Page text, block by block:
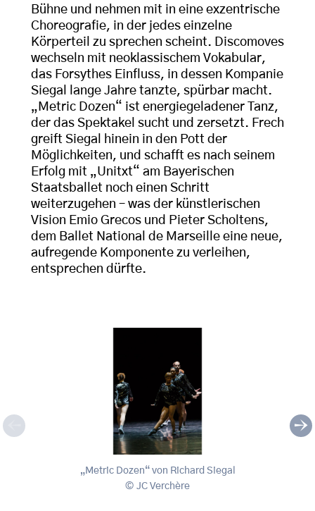
Bühne und nehmen mit in eine exzentrische
Choreografie, in der jedes einzelne
Körperteil zu sprechen scheint. Discomoves
wechseln mit neoklassischem Vokabular,
das Forsythes Einfluss, in dessen Kompanie
Siegal lange Jahre tanzte, spürbar macht.
„Metric Dozen“ ist energiegeladener Tanz,
der das Spektakel sucht und zersetzt. Frech
greift Siegal hinein in den Pott der
Möglichkeiten, und schafft es nach seinem
Erfolg mit „Unitxt“ am Bayerischen
Staatsballet noch einen Schritt
weiterzugehen – was der künstlerischen
Vision Emio Grecos und Pieter Scholtens,
dem Ballet National de Marseille eine neue,
aufregende Komponente zu verleihen,
entsprechen dürfte.
„Metric Dozen“ von Richard Siegal
JC Verchère